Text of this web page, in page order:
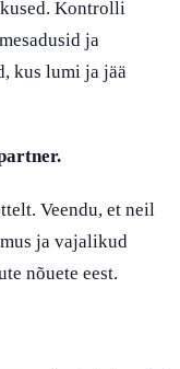
Kontrolli
ja
kus lumi ja jää
Veendu, et neil
ja vajalikud
nõuete eest.